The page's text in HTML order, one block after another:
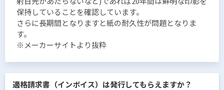
保持していることを確認しています。
さらに長期間となりますと紙の耐久性が問題となりま
す。
※メーカーサイトより抜粋
適格請求書（インボイス）は発行してもらえますか？